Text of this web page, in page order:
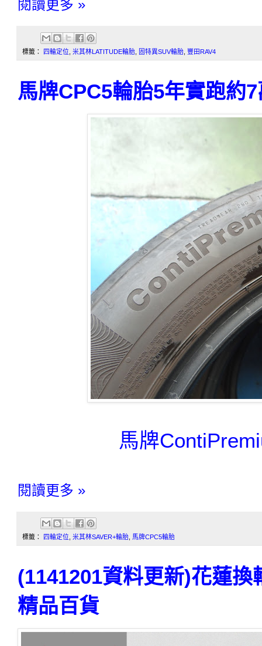
閱讀更多 »
標籤： 四輪定位 米其林LATITUDE輪胎 固特異SUV輪胎 豐田RAV4
馬牌CPC5輪胎5年實跑約
馬牌
閱讀更多 »
標籤： 四輪定位 米其林SAVER+輪胎 馬牌CPC5輪胎
(1141201資料更新)花蓮
精品百貨